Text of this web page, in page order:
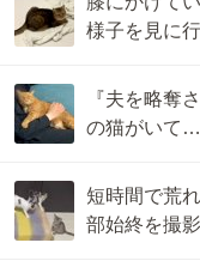
様子を見に
『夫を略奪
の猫がいて
短時間で荒
部始終を撮